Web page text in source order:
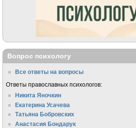
Вопрос психологу
Все ответы на вопросы
Ответы православных психологов:
Никита Яночкин
Екатерина Усачева
Татьяна Бобровских
Анастасия Бондарук